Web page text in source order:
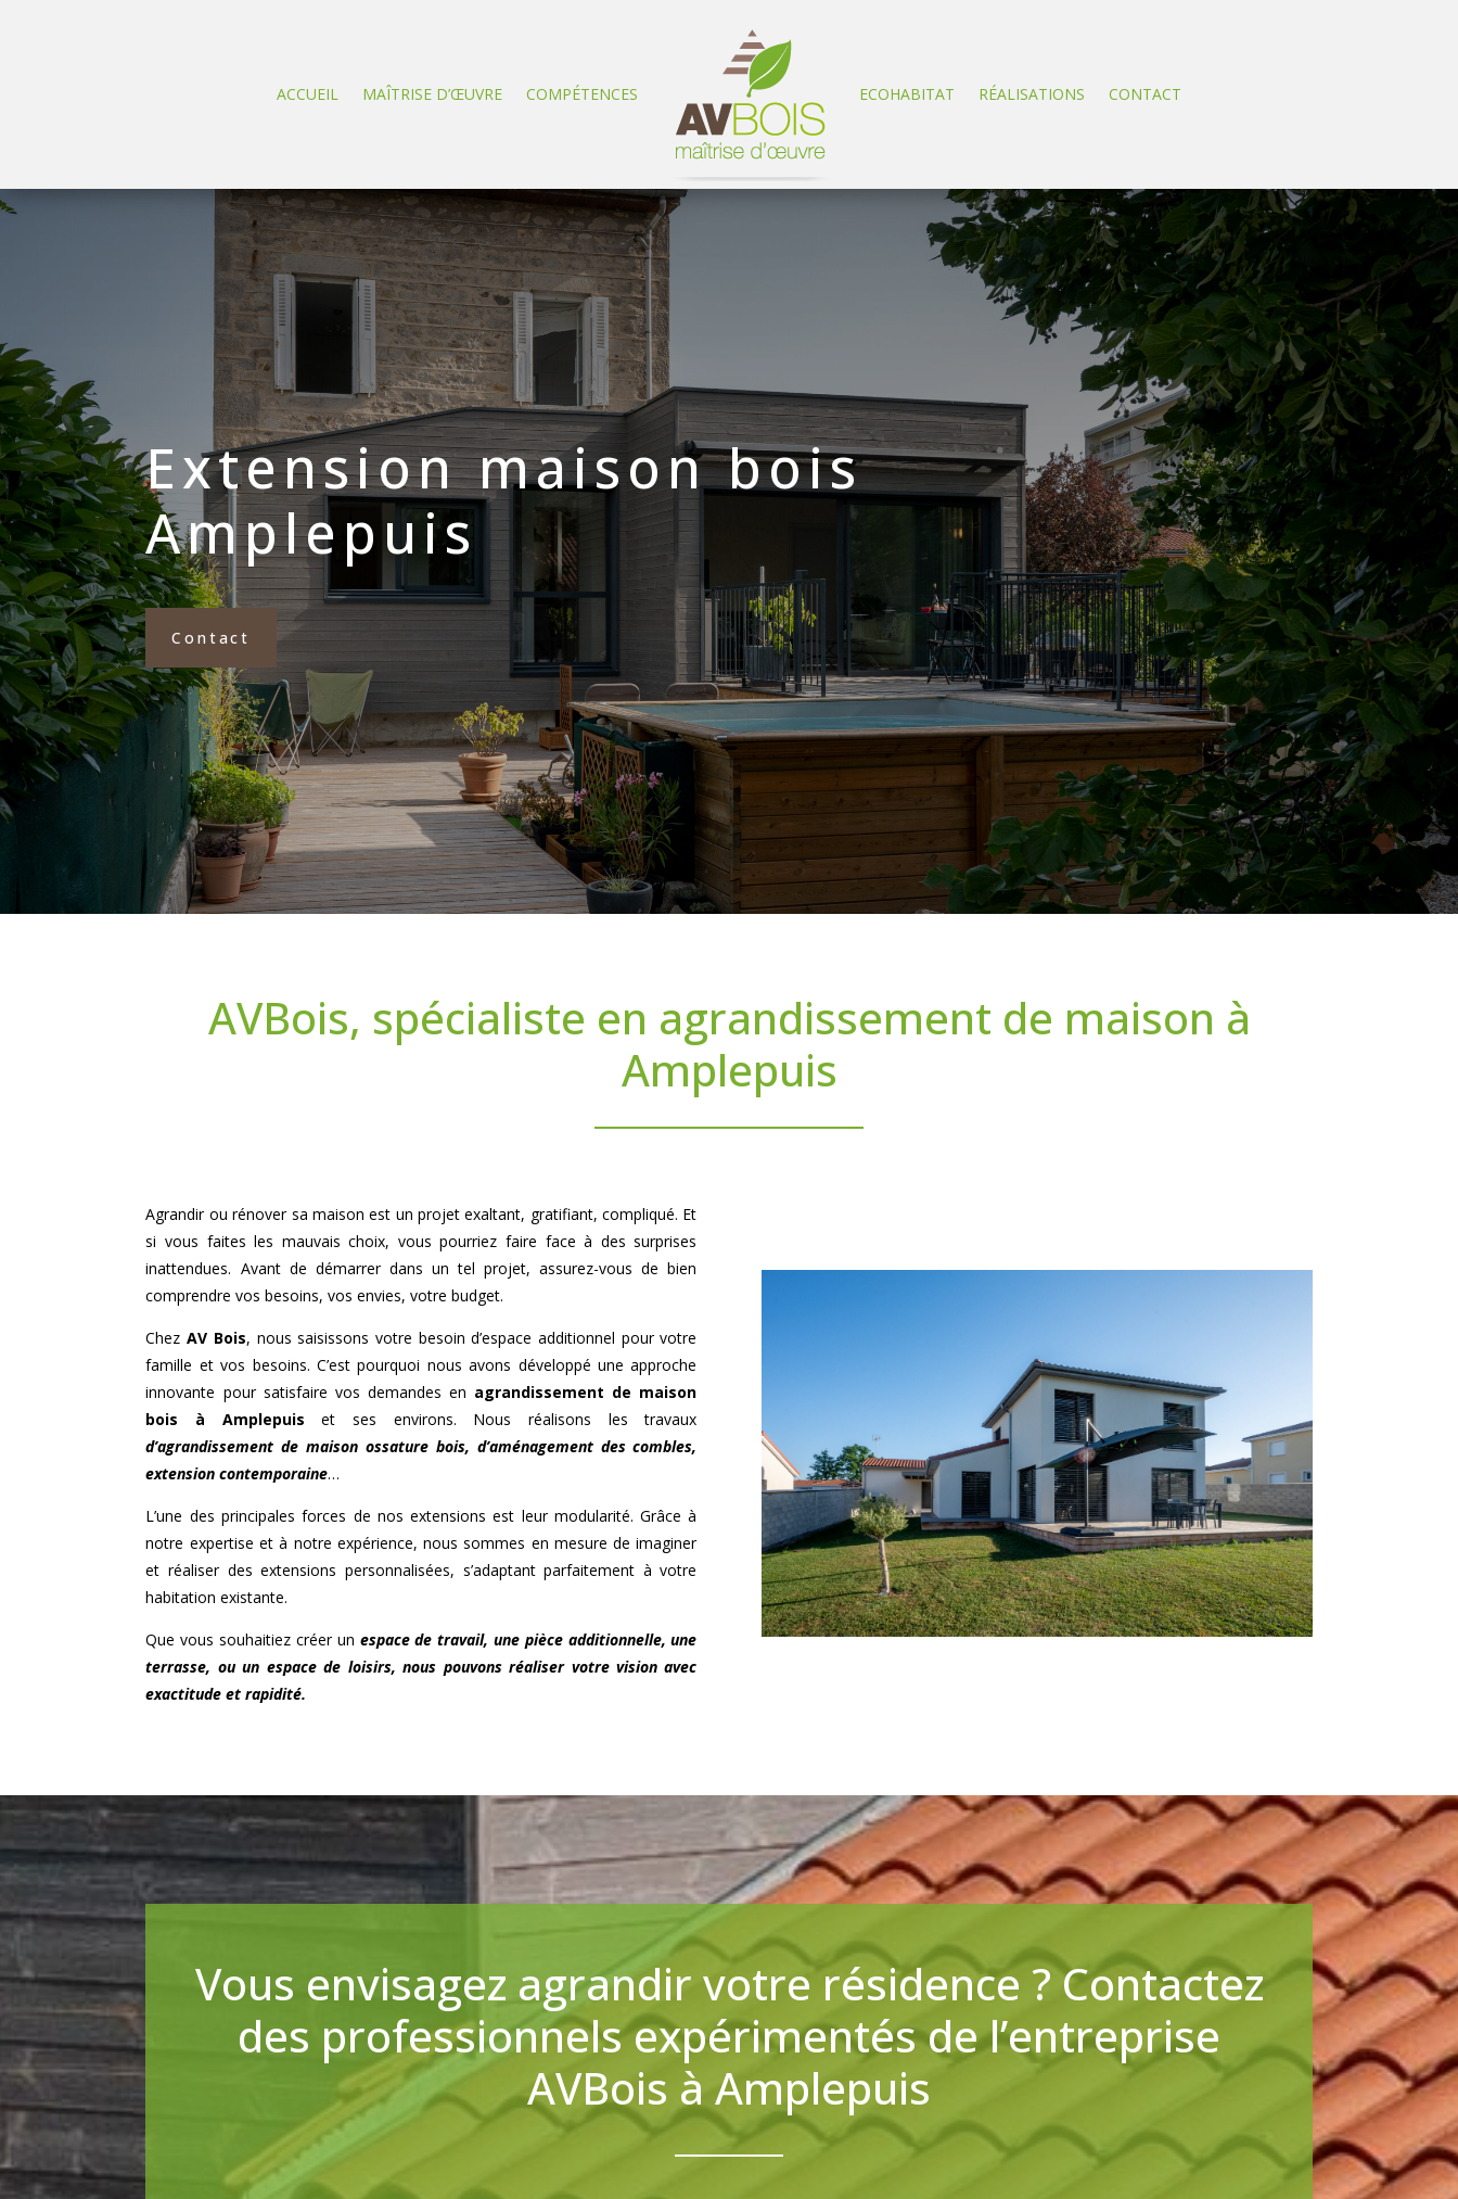
ACCUEIL MAÎTRISE D’ŒUVRE COMPÉTENCES ECOHABITAT RÉALISATIONS CONTACT
Extension maison bois
Amplepuis
Contact
AVBois, spécialiste en agrandissement de maison à
Amplepuis
Agrandir ou rénover sa maison est un projet exaltant, gratifiant, compliqué. Et
si vous faites les mauvais choix, vous pourriez faire face à des surprises
inattendues. Avant de démarrer dans un tel projet, assurez-vous de bien
comprendre vos besoins, vos envies, votre budget.
ChezAV Bois, nous saisissons votre besoin d’espace additionnel pour votre
famille et vos besoins. C’est pourquoi nous avons développé une approche
innovante pour satisfaire vos demandes en agrandissement de maison
bois à
Amplepuis et ses environs. Nous réalisons les travaux
d’agrandissement de maison ossature bois, d’aménagement des combles,
extension contemporaine…
L’une des principales forces de nos extensions est leur modularité. Grâce à
notre expertise et à notre expérience, nous sommes en mesure de imaginer
et réaliser des extensions personnalisées, s’adaptant parfaitement à votre
habitation existante.
Que vous souhaitiez créer un espace de travail, une pièce additionnelle, une
terrasse, ou un espace de loisirs, nous pouvons réaliser votre vision avec
exactitude et rapidité.
Vous envisagez agrandir votre résidence ? Contactez
des professionnels expérimentés de l’entreprise
AVBois à Amplepuis